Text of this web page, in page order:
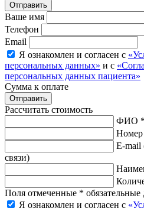
Ваше имя
Телефон
Email
Я ознакомлен и согласен с
персональных данных» и с
персональных данных пациента»
Сумма к оплате
Рассчитать стоимость
ФИО *
Номер
E-mail
связи)
Поля отмеченные * обязательные
Я ознакомлен и согласен с